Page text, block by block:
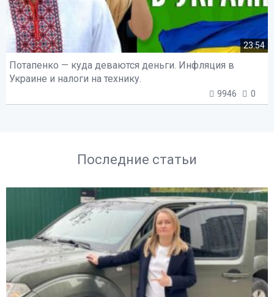
23:54
Потапенко — куда деваются деньги. Инфляция в
Украине и налоги на технику.
9946 0
Последние статьи